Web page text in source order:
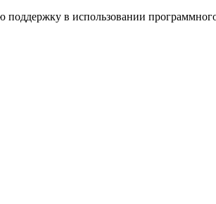
в использовании